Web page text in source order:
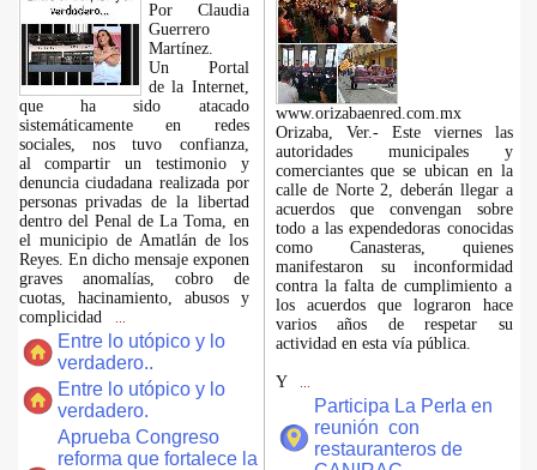
Por Claudia
Guerrero
Martínez.
​Un Portal
de la Internet,
que ha sido atacado
sistemáticamente en redes
sociales, nos tuvo confianza,
al compartir un testimonio y
denuncia ciudadana realizada por
personas privadas de la libertad
dentro del Penal de La Toma, en
el municipio de Amatlán de los
Reyes. En dicho mensaje exponen
graves anomalías, cobro de
cuotas, hacinamiento, abusos y
complicidad
Entre lo utópico y lo
verdadero..
Entre lo utópico y lo
verdadero.
Aprueba Congreso
reforma que fortalece la
www.orizabaenred.com.mx
Orizaba, Ver.- Este viernes las
autoridades municipales y
comerciantes que se ubican en la
calle de Norte 2, deberán llegar a
acuerdos que convengan sobre
todo a las expendedoras conocidas
como Canasteras, quienes
manifestaron su inconformidad
contra la falta de cumplimiento a
los acuerdos que lograron hace
varios años de respetar su
actividad en esta vía pública.
Y
Participa La Perla en
reunión con
restauranteros de